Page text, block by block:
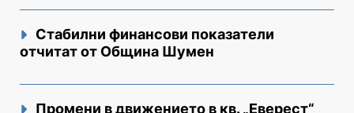
Стабилни финансови показатели
отчитат от Община Шумен
Промени в движението в кв. „Еверест“